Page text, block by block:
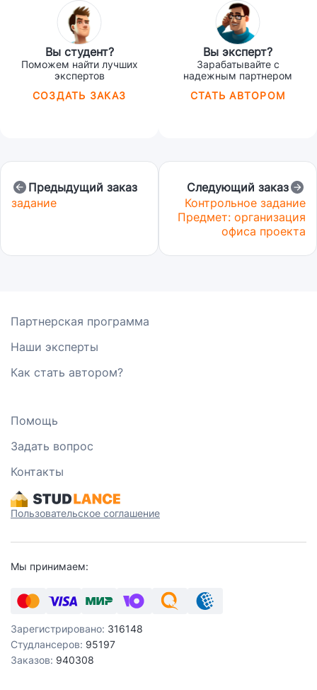
Вы студент?
Поможем найти лучших
экспертов
СОЗДАТЬ ЗАКАЗ
Вы эксперт?
Зарабатывайте с
надежным партнером
СТАТЬ АВТОРОМ
Предыдущий заказ
задание
Следующий заказ
Контрольное задание
Предмет: организация
офиса проекта
Партнерская программа
Наши эксперты
Как стать автором?
Помощь
Задать вопрос
Контакты
Пользовательское соглашение
Мы принимаем:
Зарегистрировано: 316148
Студлансеров: 95197
Заказов: 940308